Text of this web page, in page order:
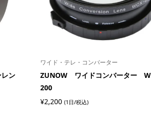
ン
ワイド・テレ・コンバーター
ZUNOW ワイドコンバーター
200
¥2,200 (1日/税込)